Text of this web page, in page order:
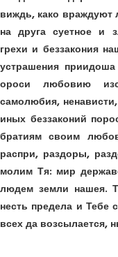
виждь, како
на друга суетное и
грехи и беззакония
устрашения
ороси любовию
самолюбия,
иных беззаконий
братиям своим
распри, раздоры,
молим Тя: мир
людем земли нашея.
несть предела и Тебе
всех да возсылается,